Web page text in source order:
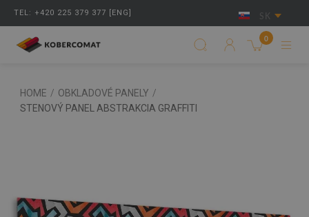
TEL: +420 225 379 377 [ENG] SK
0
HOME / OBKLADOVÉ PANELY /
STENOVÝ PANEL ABSTRAKCIA GRAFFITI